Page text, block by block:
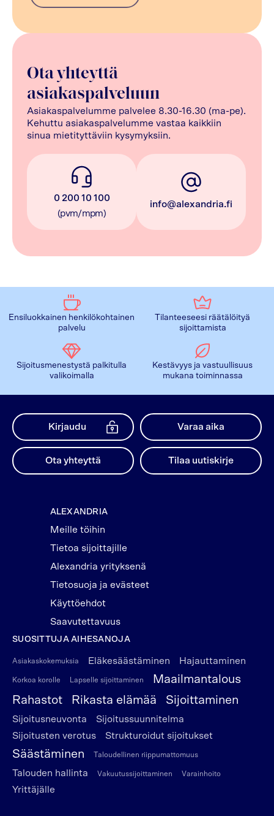
Ota yhteyttä
asiakaspalveluun
Asiakaspalvelumme palvelee 8.30-16.30 (ma-pe).
Kehuttu asiakaspalvelumme vastaa kaikkiin
sinua mietityttäviin kysymyksiin.
0 200 10 100
(pvm/mpm)
info@alexandria.fi
Ensiluokkainen henkilökohtainen
palvelu
Tilanteeseesi räätälöityä
sijoittamista
Sijoitusmenestystä palkitulla
valikoimalla
Kestävyys ja vastuullisuus
mukana toiminnassa
Kirjaudu Varaa aika
Ota yhteyttä Tilaa uutiskirje
ALEXANDRIA
Meille töihin
Tietoa sijoittajille
Alexandria yrityksenä
Tietosuoja ja evästeet
Käyttöehdot
Saavutettavuus
SUOSITTUJA AIHESANOJA
Asiakaskokemuksia Eläkesäästäminen Hajauttaminen
Korkoa korolle Lapselle sijoittaminen
Maailmantalous
Rahastot
Rikasta elämää Sijoittaminen
Sijoitusneuvonta
Sijoitussuunnitelma
Sijoitusten verotus
Strukturoidut sijoitukset
Säästäminen Taloudellinen riippumattomuus
Talouden hallinta Vakuutussijoittaminen Varainhoito
Yrittäjälle